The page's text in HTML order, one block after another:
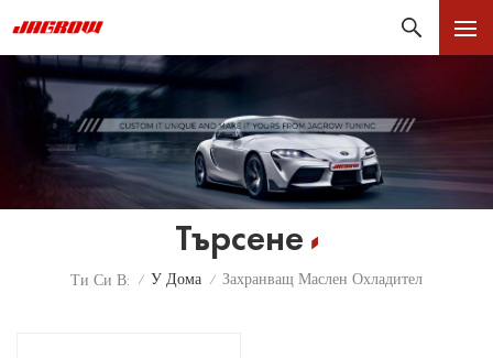
Търсене
Ти Си В: / У Дома / Захранващ Маслен Охладител